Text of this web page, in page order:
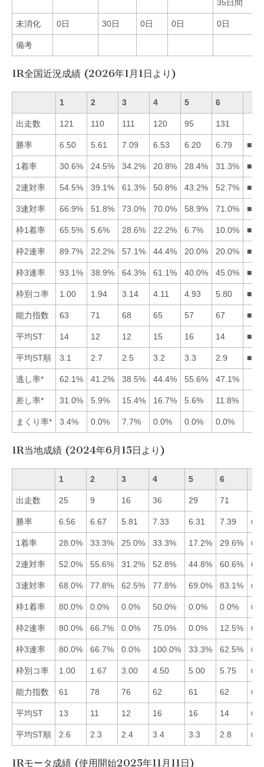
35日間
未消化 0日 30日 0日 0日 0日
備考
1R全国近況成績 (2026年1月1日より)
1 2 3 4 5 6
出走数 121 110 111 120 95 131
勝率 6.50 5.61 7.09 6.53 6.20 6.79
1着率 30.6% 24.5% 34.2% 20.8% 28.4% 31.3%
2連対率 54.5% 39.1% 61.3% 50.8% 43.2% 52.7%
3連対率 66.9% 51.8% 73.0% 70.0% 58.9% 71.0%
枠1着率 65.5% 5.6% 28.6% 22.2% 6.7% 10.0%
枠2連率 89.7% 22.2% 57.1% 44.4% 20.0% 20.0%
枠3連率 93.1% 38.9% 64.3% 61.1% 40.0% 45.0%
枠別コ率 1.00 1.94 3.14 4.11 4.93 5.80
能力指数 63 71 68 65 57 67
平均ST 14 12 12 15 16 14
平均ST順 3.1 2.7 2.5 3.2 3.3 2.9
逃し率* 62.1% 41.2% 38.5% 44.4% 55.6% 47.1%
差し率* 31.0% 5.9% 15.4% 16.7% 5.6% 11.8%
まくり率* 3.4% 0.0% 7.7% 0.0% 0.0% 0.0%
1R当地成績 (2024年6月15日より)
1 2 3 4 5 6
出走数 25 9 16 36 29 71
勝率 6.56 6.67 5.81 7.33 6.31 7.39
1着率 28.0% 33.3% 25.0% 33.3% 17.2% 29.6%
2連対率 52.0% 55.6% 31.2% 52.8% 44.8% 60.6%
3連対率 68.0% 77.8% 62.5% 77.8% 69.0% 83.1%
枠1着率 80.0% 0.0% 0.0% 50.0% 0.0% 0.0%
枠2連率 80.0% 66.7% 0.0% 75.0% 0.0% 12.5%
枠3連率 80.0% 66.7% 0.0% 100.0% 33.3% 62.5%
枠別コ率 1.00 1.67 3.00 4.50 5.00 5.75
能力指数 61 78 76 62 61 62
平均ST 13 11 12 16 16 14
平均ST順 2.6 2.3 2.4 3.4 3.3 2.8
1Rモータ成績 (使用開始2025年11月11日)